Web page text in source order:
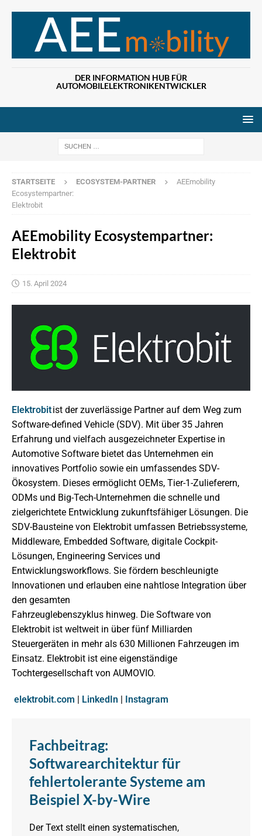
DER INFORMATION HUB FÜR
AUTOMOBILELEKTRONIKENTWICKLER
STARTSEITE ECOSYSTEM-PARTNER
AEEmobility
Ecosystempartner:
Elektrobit
AEEmobility Ecosystempartner:
Elektrobit
15. April 2024
Elektrobitist der zuverlässige Partner auf dem Weg zum
Software-defined Vehicle (SDV). Mit über 35 Jahren
Erfahrung und vielfach ausgezeichneter Expertise in
Automotive Software bietet das Unternehmen ein
innovatives Portfolio sowie ein umfassendes SDV-
Ökosystem. Dieses ermöglicht OEMs, Tier-1-Zulieferern,
ODMs und Big-Tech-Unternehmen die schnelle und
zielgerichtete Entwicklung zukunftsfähiger Lösungen. Die
SDV-Bausteine von Elektrobit umfassen Betriebssysteme,
Middleware, Embedded Software, digitale Cockpit-
Lösungen, Engineering Services und
Entwicklungsworkflows. Sie fördern beschleunigte
Innovationen und erlauben eine nahtlose Integration über
den gesamten
Fahrzeuglebenszyklus hinweg. Die Software von
Elektrobit ist weltweit in über fünf Milliarden
Steuergeräten in mehr als 630 Millionen Fahrzeugen im
Einsatz. Elektrobit ist eine eigenständige
Tochtergesellschaft von AUMOVIO.
elektrobit.com | LinkedIn | Instagram
Fachbeitrag:
Softwarearchitektur für
fehlertolerante Systeme am
Beispiel X-by-Wire
Der Text stellt einen systematischen,